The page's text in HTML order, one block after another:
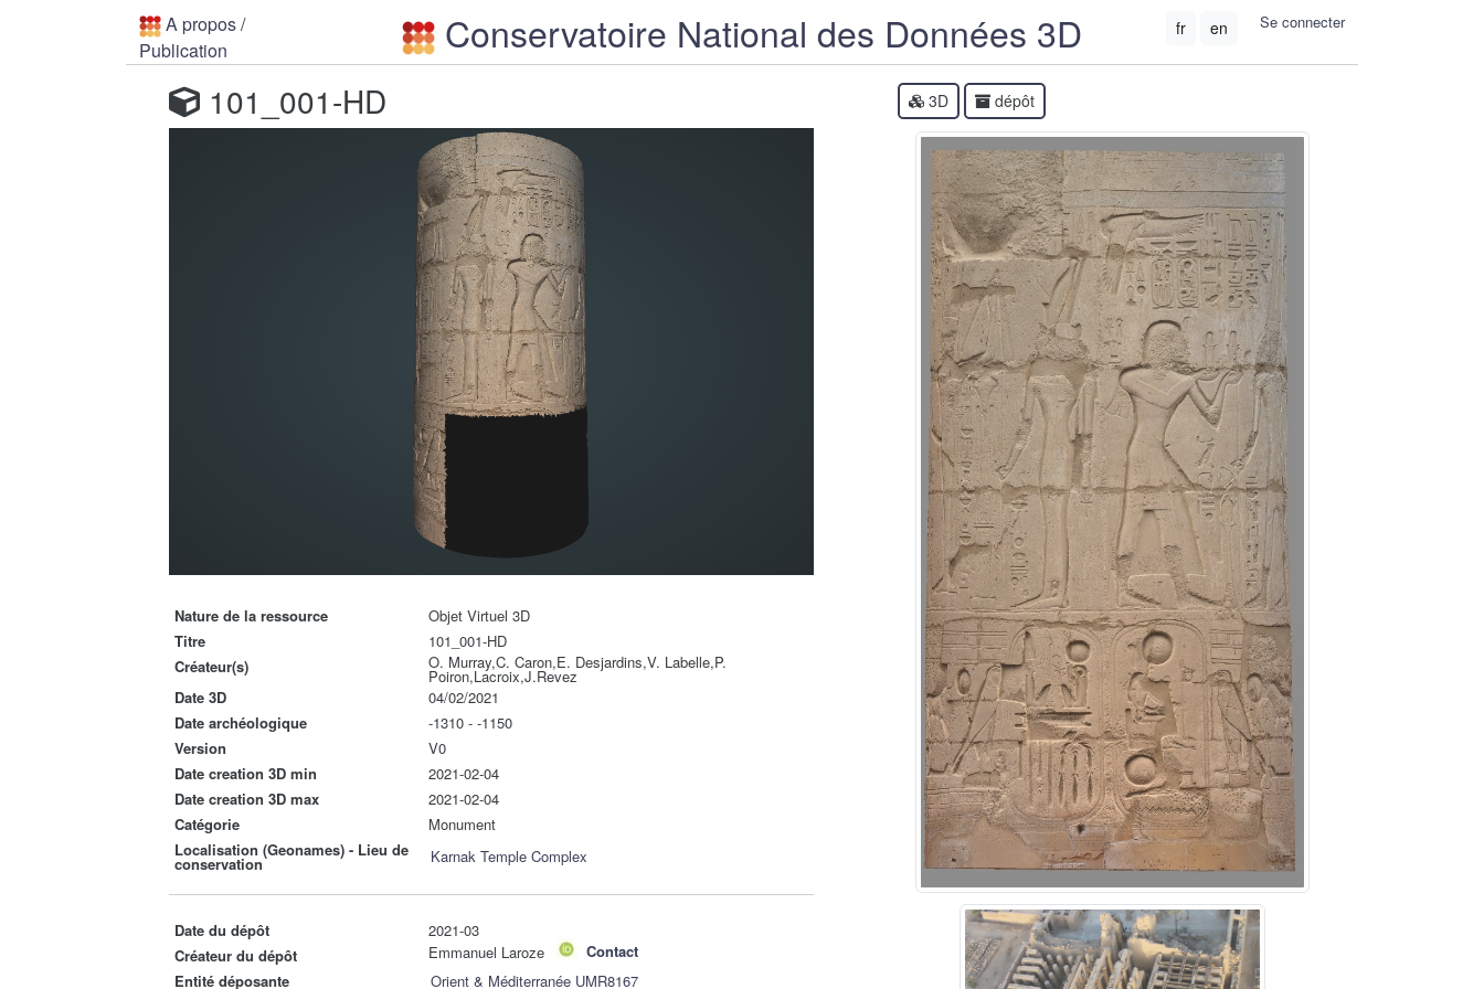
A propos/
Publication
Conservatoire National des Données 3D Se connecter
fr en
101_001-HD
Nature de la ressource
Objet Virtuel 3D
Titre
101_001-HD
Créateur(s)
O. Murray,C. Caron,E. Desjardins,V. Labelle,P.
Poiron,Lacroix,J.Revez
Date 3D
04/02/2021
Date archéologique
-1310 - -1150
Version
V0
Date creation 3D min
2021-02-04
Date creation 3D max
2021-02-04
Catégorie
Monument
Localisation (Geonames) - Lieu de
conservation Karnak Temple Complex
Date du dépôt
2021-03
Créateur du dépôt
Emmanuel Laroze
Contact
Entité déposante
Orient & Méditerranée UMR8167
3D dépôt